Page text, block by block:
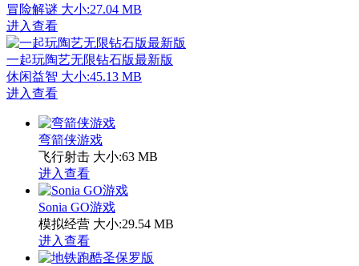
冒险解谜 大小:27.04 MB
进入查看
一起玩陶艺无限钻石版最新版
休闲益智 大小:45.13 MB
进入查看
弯箭侠游戏
飞行射击 大小:63 MB
进入查看
Sonia GO游戏
模拟经营 大小:29.54 MB
进入查看